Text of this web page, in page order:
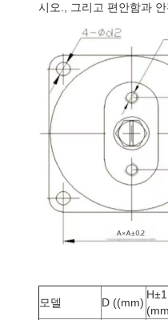
시오., 그리고 편안함과
모델 D ((mm)
H±1